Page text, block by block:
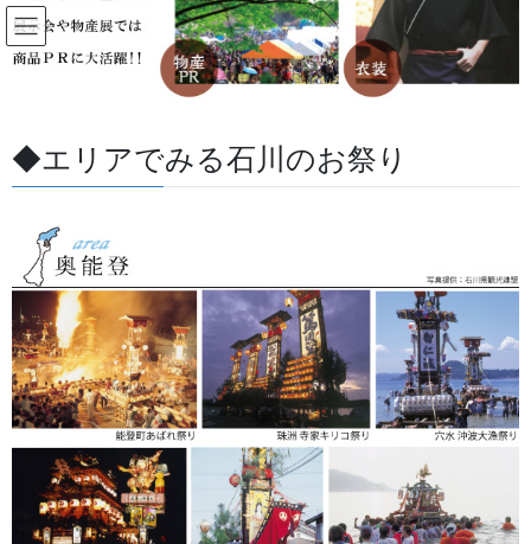
コ
ン
テ
移
動
ナ
ビ
ゲ
ン
に
防犯グッズ
防犯グッズ
防犯ブザー
大切な人を守る、耐衝撃性に強い防犯ブザー。
大切な子どもたちに携帯される防犯ブザーは通学時はも
ちろんのこと外出時に常に携帯しやすい様、キャラクタ
ーや校章、交通標識がデザインされた反射シールを付け
交通安全意識も高めるように提案しました。
オリジナルキャラクターや団体名、スローガン等を入れ
る事もできます。お問合せ下さい。
◆エリアでみる石川のお祭り